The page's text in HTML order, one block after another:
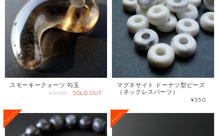
スモーキークォーツ 勾玉
¥3,160
SOLD OUT
マグネサイト ドーナツ型ビーズ
（ネックレスパーツ）
¥550